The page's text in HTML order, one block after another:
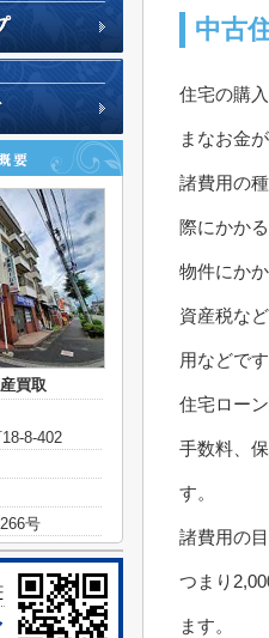
中古
住宅の購
まなお金
諸費用の
際にかか
物件にか
資産税な
用などです
住宅ロー
手数料、
す。
諸費用の
つまり
ます。
買取
8-402
号